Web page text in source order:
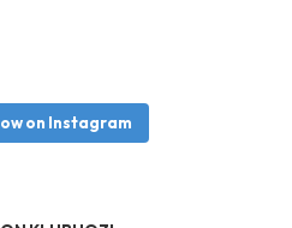
on Instagram